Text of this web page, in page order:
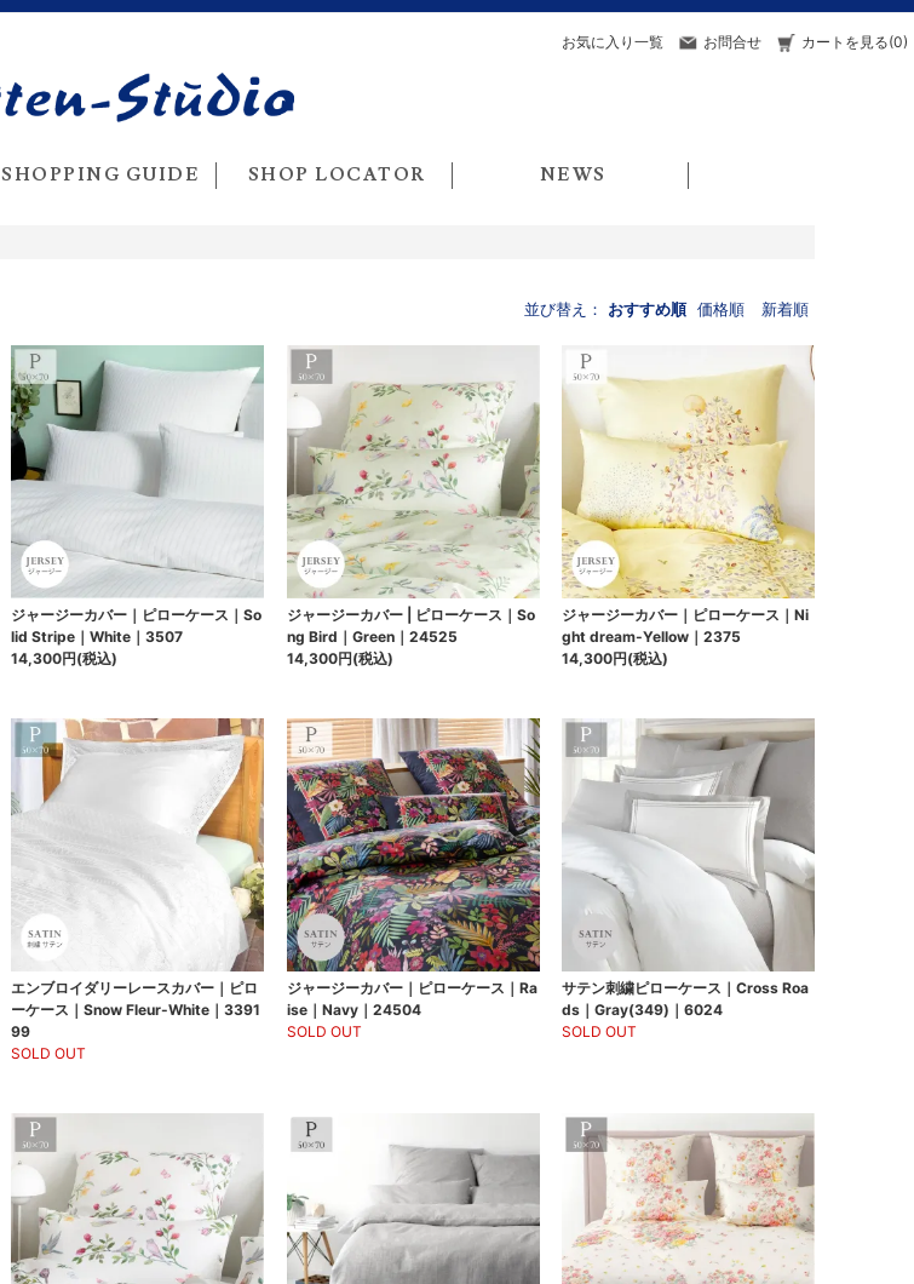
お気に入り一覧 お問合せ カートを見る(0)
SHOPPING GUIDE SHOP LOCATOR NEWS
並び替え： おすすめ順 価格順 新着順
ジャージーカバー｜ピローケース｜So
lid Stripe｜White｜3507
14,300円(税込)
ジャージーカバー | ピローケース｜So
ng Bird｜Green｜24525
14,300円(税込)
ジャージーカバー｜ピローケース｜Ni
ght dream-Yellow｜2375
14,300円(税込)
エンブロイダリーレースカバー｜ピロ
ーケース｜Snow Fleur-White｜3391
99
SOLD OUT
ジャージーカバー｜ピローケース｜Ra
ise｜Navy｜24504
SOLD OUT
サテン刺繍ピローケース｜Cross Roa
ds｜Gray(349)｜6024
SOLD OUT